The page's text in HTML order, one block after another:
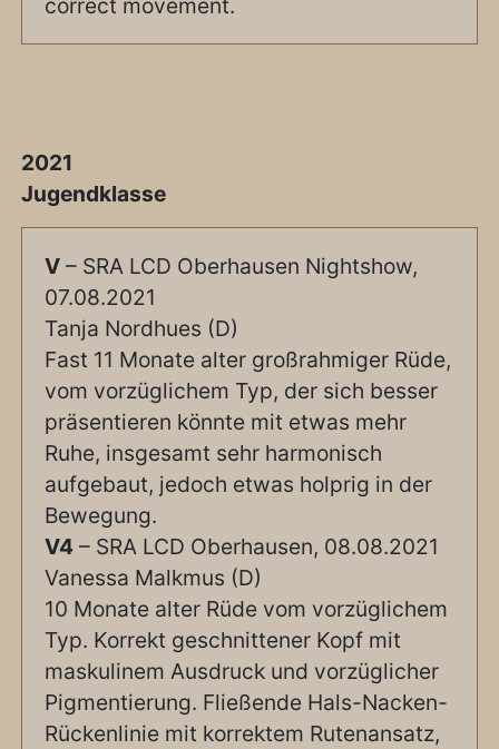
correct movement.
2021
Jugendklasse
V – SRA LCD Oberhausen Nightshow,
07.08.2021
Tanja Nordhues (D)
Fast 11 Monate alter großrahmiger Rüde,
vom vorzüglichem Typ, der sich besser
präsentieren könnte mit etwas mehr
Ruhe, insgesamt sehr harmonisch
aufgebaut, jedoch etwas holprig in der
Bewegung.
V4 – SRA LCD Oberhausen, 08.08.2021
Vanessa Malkmus (D)
10 Monate alter Rüde vom vorzüglichem
Typ. Korrekt geschnittener Kopf mit
maskulinem Ausdruck und vorzüglicher
Pigmentierung. Fließende Hals-Nacken-
Rückenlinie mit korrektem Rutenansatz,